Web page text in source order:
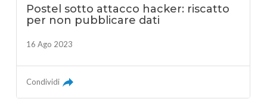
Postel sotto attacco hacker: riscatto
per non pubblicare dati
16 Ago 2023
Condividi